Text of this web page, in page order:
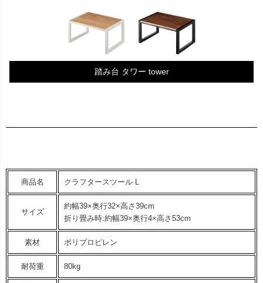
踏み台 タワー tower
商品名 クラフタースツール L
サイズ
約幅39×奥行32×高さ39cm
折り畳み時:約幅39×奥行4×高さ53cm
素材 ポリプロピレン
耐荷重 80kg